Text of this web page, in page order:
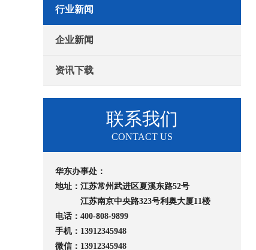
行业新闻
企业新闻
资讯下载
联系我们
CONTACT US
华东办事处：
地址：江苏常州武进区夏溪东路52号
江苏南京中央路323号利奥大厦11楼
电话：400-808-9899
手机：13912345948
微信：13912345948